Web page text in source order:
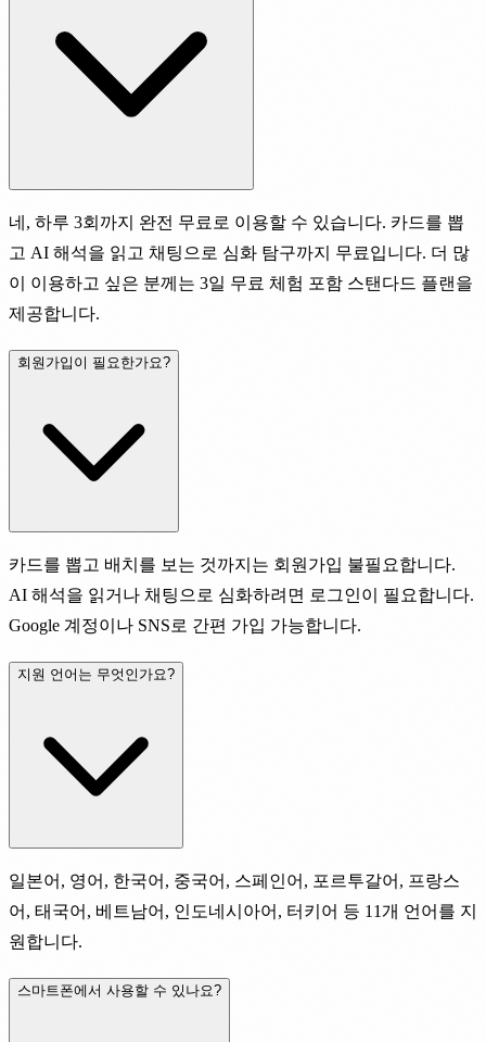
네, 하루 3회까지 완전 무료로 이용할 수 있습니다. 카드를 뽑
고 AI 해석을 읽고 채팅으로 심화 탐구까지 무료입니다. 더 많
이 이용하고 싶은 분께는 3일 무료 체험 포함 스탠다드 플랜을
제공합니다.
회원가입이 필요한가요?
카드를 뽑고 배치를 보는 것까지는 회원가입 불필요합니다.
AI 해석을 읽거나 채팅으로 심화하려면 로그인이 필요합니다.
Google 계정이나 SNS로 간편 가입 가능합니다.
지원 언어는 무엇인가요?
일본어, 영어, 한국어, 중국어, 스페인어, 포르투갈어, 프랑스
어, 태국어, 베트남어, 인도네시아어, 터키어 등 11개 언어를 지
원합니다.
스마트폰에서 사용할 수 있나요?